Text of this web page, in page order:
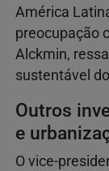
América
preocupação
Alckmin,
sustentável
Outros
e
O vice-